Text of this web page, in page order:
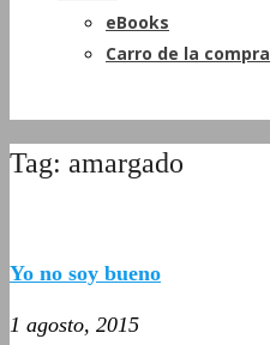
eBooks
Carro de la compra
Tag: amargado
Yo no soy bueno
1 agosto, 2015